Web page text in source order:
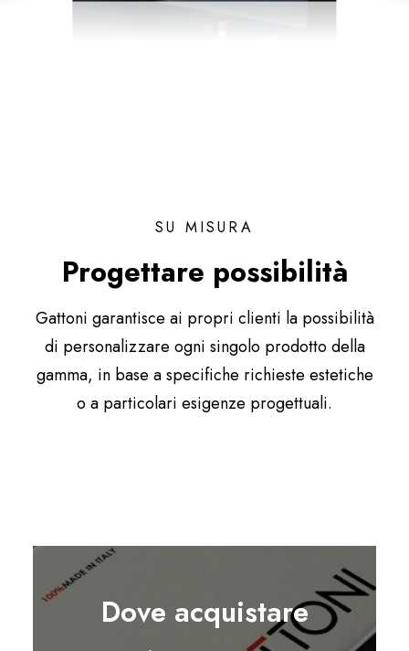
SU MISURA
Progettare possibilità
Gattoni garantisce ai propri clienti la possibilità
di personalizzare ogni singolo prodotto della
gamma, in base a specifiche richieste estetiche
o a particolari esigenze progettuali.
Dove acquistare